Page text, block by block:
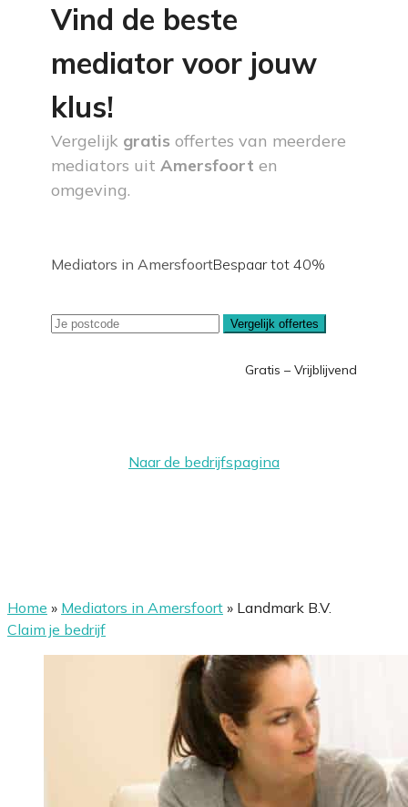
Vind de beste
mediator voor jouw
klus!
Vergelijk gratis offertes van meerdere
mediators uit Amersfoort en
omgeving.
Mediators in AmersfoortBespaar tot 40%
Vergelijk offertes
Gratis – Vrijblijvend
Naar de bedrijfspagina
Home » Mediators in Amersfoort » Landmark B.V.
Claim je bedrijf